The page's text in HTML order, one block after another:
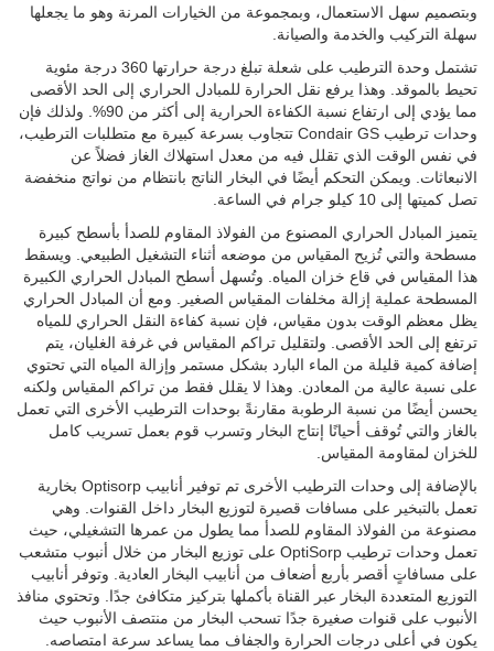
وبتصميم سهل الاستعمال، وبمجموعة من الخيارات المرنة وهو ما يجعلها
سهلة التركيب والخدمة والصيانة.
تشتمل وحدة الترطيب على شعلة تبلغ درجة حرارتها 360 درجة مئوية
تحيط بالموقد. وهذا يرفع نقل الحرارة للمبادل الحراري إلى الحد الأقصى
مما يؤدي إلى ارتفاع نسبة الكفاءة الحرارية إلى أكثر من 90%. ولذلك فإن
وحدات ترطيب Condair GS تتجاوب بسرعة كبيرة مع متطلبات الترطيب،
في نفس الوقت الذي تقلل فيه من معدل استهلاك الغاز فضلاً عن
الانبعاثات. ويمكن التحكم أيضًا في البخار الناتج بانتظام من نواتج منخفضة
تصل كميتها إلى 10 كيلو جرام في الساعة.
يتميز المبادل الحراري المصنوع من الفولاذ المقاوم للصدأ بأسطح كبيرة
مسطحة والتي تُزيح المقياس من موضعه أثناء التشغيل الطبيعي. ويسقط
هذا المقياس في قاع خزان المياه. وتُسهل أسطح المبادل الحراري الكبيرة
المسطحة عملية إزالة مخلفات المقياس الصغير. ومع أن المبادل الحراري
يظل معظم الوقت بدون مقياس، فإن نسبة كفاءة النقل الحراري للمياه
ترتفع إلى الحد الأقصى. ولتقليل تراكم المقياس في غرفة الغليان، يتم
إضافة كمية قليلة من الماء البارد بشكل مستمر وإزالة المياه التي تحتوي
على نسبة عالية من المعادن. وهذا لا يقلل فقط من تراكم المقياس ولكنه
يحسن أيضًا من نسبة الرطوبة مقارنةً بوحدات الترطيب الأخرى التي تعمل
بالغاز والتي تُوقف أحيانًا إنتاج البخار وتسرب قوم بعمل تسريب كامل
للخزان لمقاومة المقياس.
بالإضافة إلى وحدات الترطيب الأخرى تم توفير أنابيب Optisorp بخارية
تعمل بالتبخير على مسافات قصيرة لتوزيع البخار داخل القنوات. وهي
مصنوعة من الفولاذ المقاوم للصدأ مما يطول من عمرها التشغيلي، حيث
تعمل وحدات ترطيب OptiSorp على توزيع البخار من خلال أنبوب متشعب
على مسافاتٍ أقصر بأربع أضعاف من أنابيب البخار العادية. وتوفر أنابيب
التوزيع المتعددة البخار عبر القناة بأكملها بتركيز متكافئ جدًا. وتحتوي منافذ
الأنبوب على قنوات صغيرة جدًا تسحب البخار من منتصف الأنبوب حيث
يكون في أعلى درجات الحرارة والجفاف مما يساعد سرعة امتصاصه.